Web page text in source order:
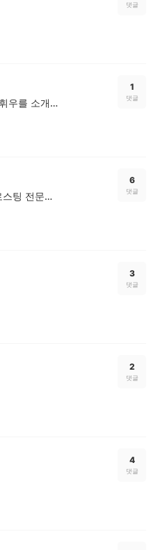
댓글
기찻길뷰의 분좋카☕ 고양 카페 휘우를 소개합니다.
1
댓글
진정한 커피맛을 느낄 수 있는 로스팅 전문점 "단골커피로스터스"
6
댓글
3
댓글
2
댓글
4
댓글